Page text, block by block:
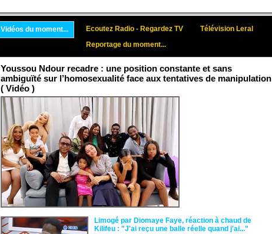
Vidéos du moment... Ecoutez Radio - Regardez TV
Télévision Leral
Reportage du moment...
Youssou Ndour recadre : une position constante et sans
ambiguïté sur l’homosexualité face aux tentatives de manipulation
( Vidéo )
Limogé par Diomaye Faye, réaction à chaud de
Kilifeu : "J'ai reçu une balle réelle quand j'ai..."